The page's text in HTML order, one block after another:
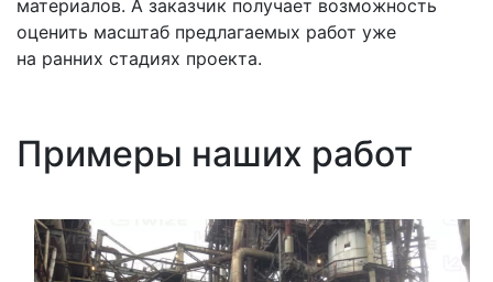
материалов. А заказчик получает возможность
оценить масштаб предлагаемых работ уже
на ранних стадиях проекта.
Примеры наших работ